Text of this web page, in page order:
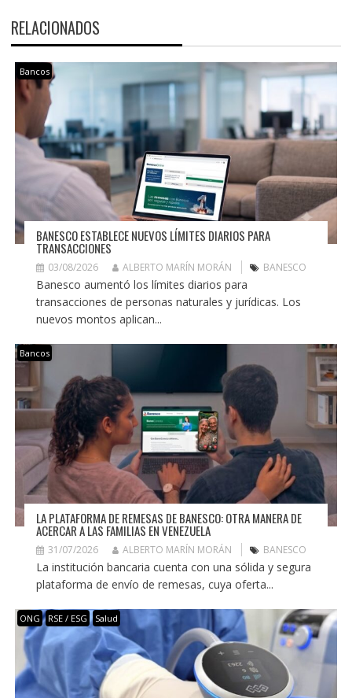
RELACIONADOS
Bancos
BANESCO ESTABLECE NUEVOS LÍMITES DIARIOS PARA
TRANSACCIONES
03/08/2026 ALBERTO MARÍN MORÁN BANESCO
Banesco aumentó los límites diarios para
transacciones de personas naturales y jurídicas. Los
nuevos montos aplican...
Bancos
LA PLATAFORMA DE REMESAS DE BANESCO: OTRA MANERA DE
ACERCAR A LAS FAMILIAS EN VENEZUELA
31/07/2026 ALBERTO MARÍN MORÁN BANESCO
La institución bancaria cuenta con una sólida y segura
plataforma de envío de remesas, cuya oferta...
ONG RSE / ESG Salud